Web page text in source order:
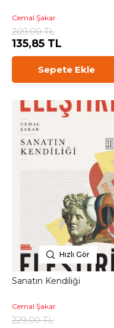
Cemal Şakar
209,00 TL
135,85 TL
Sepete Ekle
Hızlı Gör
Sanatın Kendiliği
Cemal Şakar
229,00 TL